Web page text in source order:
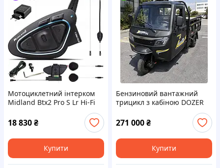
Мотоциклетний інтерком
Midland Btx2 Pro S Lr Hi-Fi
18 830₴
Купити
Бензиновий вантажний
трицикл з кабіною DOZER
Model 250К (250 см³, 12 кВт,
кузов 2х1.35 м, 1200 кг)
271 000₴
Купити